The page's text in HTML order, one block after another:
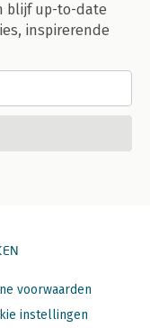
blijf up-to-date
inspirerende
voorwaarden
instellingen